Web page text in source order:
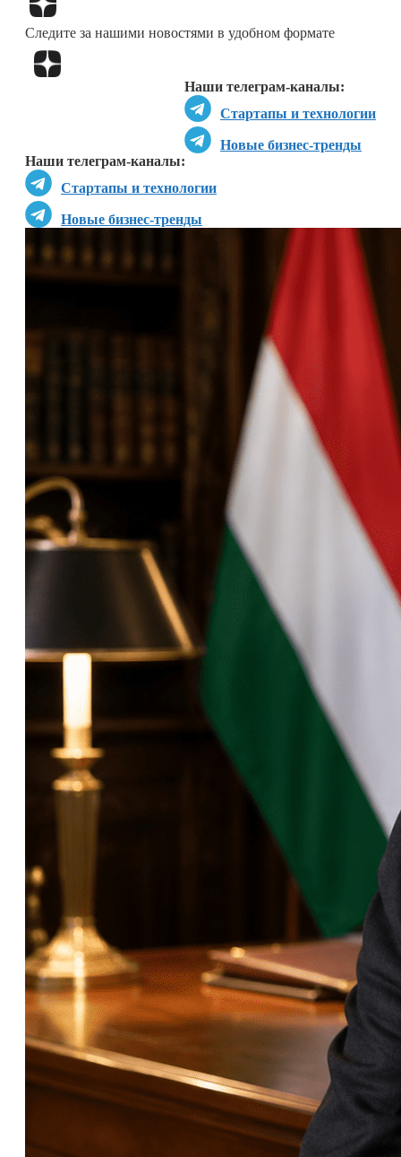
Следите за нашими новостями в удобном формате
Наши телеграм-каналы:
Стартапы и технологии
Новые бизнес-тренды
Наши телеграм-каналы:
Стартапы и технологии
Новые бизнес-тренды